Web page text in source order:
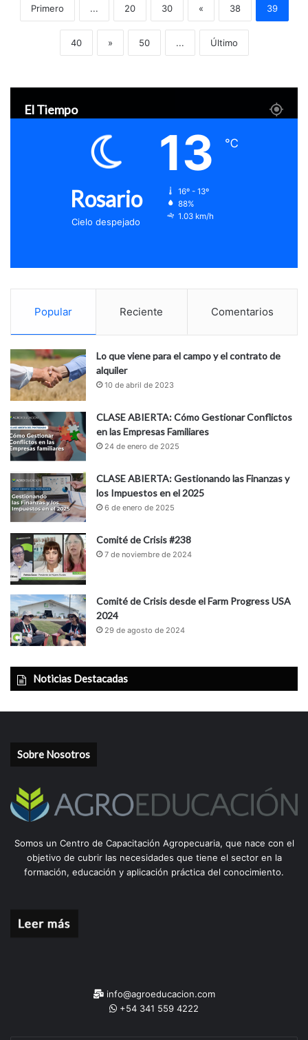
Primero ... 20 30 « 38 39
40 » 50 ... Último
El Tiempo
Rosario
Cielo despejado
13 ℃
16º - 13º
88%
1.03 km/h
Popular Reciente Comentarios
Lo que viene para el campo y el contrato de
alquiler
10 de abril de 2023
CLASE ABIERTA: Cómo Gestionar Conflictos
en las Empresas Familiares
24 de enero de 2025
CLASE ABIERTA: Gestionando las Finanzas y
los Impuestos en el 2025
6 de enero de 2025
Comité de Crisis #238
7 de noviembre de 2024
Comité de Crisis desde el Farm Progress USA
2024
29 de agosto de 2024
Noticias Destacadas
Sobre Nosotros
Somos un Centro de Capacitación Agropecuaria, que nace con el
objetivo de cubrir las necesidades que tiene el sector en la
formación, educación y aplicación práctica del conocimiento.
info@agroeducacion.com
+54 341 559 4222